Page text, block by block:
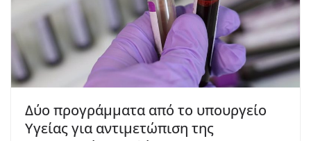
Δύο προγράμματα από το υπουργείο
Υγείας για αντιμετώπιση της